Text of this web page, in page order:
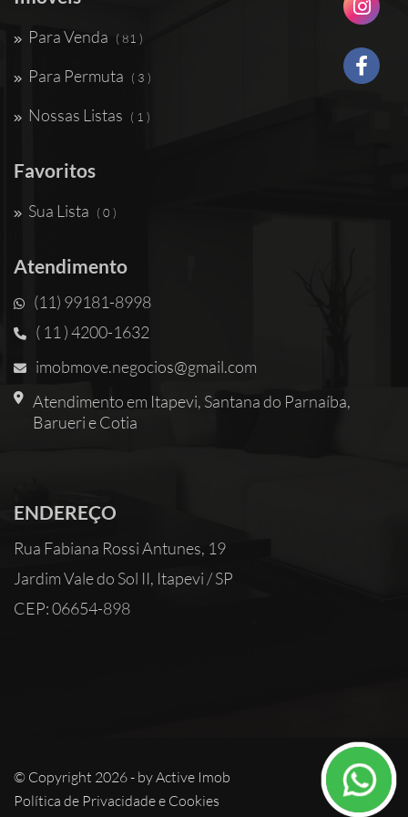
Para Venda ( 81 )
Para Permuta ( 3 )
Nossas Listas ( 1 )
Favoritos
Sua Lista ( 0 )
Atendimento
(11) 99181-8998
( 11 ) 4200-1632
imobmove.negocios@gmail.com
Atendimento em Itapevi, Santana do Parnaíba,
Barueri e Cotia
ENDEREÇO
Rua Fabiana Rossi Antunes, 19
Jardim Vale do Sol II, Itapevi / SP
CEP: 06654-898
© Copyright 2026 - byActive Imob
Política de Privacidade e Cookies